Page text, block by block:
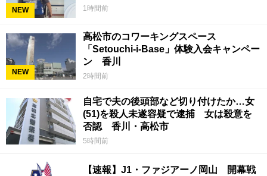
NEW 1時間前
NEW
高松市のコワーキングスペース
「Setouchi-i-Base」体験入会キャンペー
ン 香川
2時間前
自宅で夫の後頭部など切り付けたか…女
(51)を殺人未遂容疑で逮捕 女は殺意を
否認 香川・高松市
5時間前
【速報】J1・ファジアーノ岡山 開幕戦